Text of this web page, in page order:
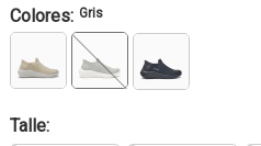
Colores: Gris
Talle: